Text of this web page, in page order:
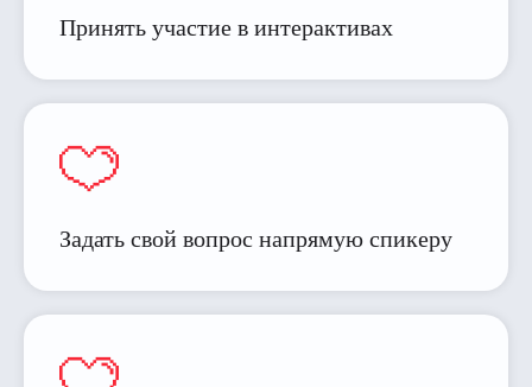
Принять участие в интерактивах
Задать свой вопрос напрямую спикеру